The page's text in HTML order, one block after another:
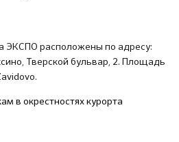
ЭКСПО расположены по адресу:
Тверской бульвар, 2. Площадь
в окрестностях курорта